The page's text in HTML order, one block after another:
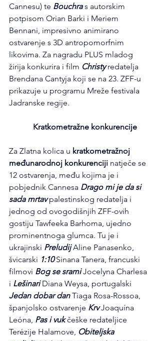
Cannesu) te Bouchra s autorskim
potpisom Orian Barki i Meriem
Bennani, impresivno animirano
ostvarenje s 3D antropomorfnim
likovima. Za nagradu PLUS mladog
žirija konkurira i film Christy redatelja
Brendana Cantyja koji se na 23. ZFF-u
prikazuje u programu Mreže festivala
Jadranske regije.
Kratkometražne konkurencije
Za Zlatna kolica u kratkometražnoj
međunarodnoj konkurenciji natječe se
12 ostvarenja, među kojima je i
pobjednik Cannesa Drago mi je da si
sada mrtav palestinskog redatelja i
jednog od ovogodišnjih ZFF-ovih
gostiju Tawfeeka Barhoma, ujedno
prominentnoga glumca. Tu je i
ukrajinski Preludij Aline Panasenko,
švicarski 1:10 Sinana Tanera, francuski
filmovi Bog se srami Jocelyna Charlesa
i Lešinari Diana Weysa, portugalski
Jedan dobar dan Tiaga Rosa-Rossoa,
španjolsko ostvarenje Krv Joaquína
Leóna, Pas i vuk češke redateljice
Terézije Halamove, Obiteljska